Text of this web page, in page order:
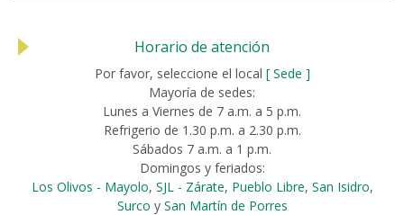
Horario de atención
Por favor, seleccione el local [ Sede ]
Mayoría de sedes:
Lunes a Viernes de 7 a.m. a 5 p.m.
Refrigerio de 1.30 p.m. a 2.30 p.m.
Sábados 7 a.m. a 1 p.m.
Domingos y feriados:
Los Olivos - Mayolo, SJL - Zárate, Pueblo Libre, San Isidro,
Surco y San Martín de Porres